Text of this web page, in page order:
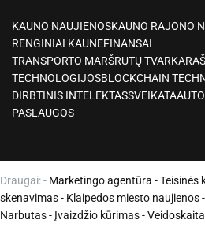
KAUNO NAUJIENOSKAUNO RAJONO
RENGINIAI KAUNEFINANSAI
TRANSPORTO MARŠRUTŲ
TECHNOLOGIJOSBLOCKCHAIN
DIRBTINIS INTELEKTASSVEIKATAAUTO
PASLAUGOS
Draugai: - Marketingo agentūra -Teisinės
skenavimas- Klaipedos miesto naujienos-
Narbutas- Įvaizdžio kūrimas-Veidoskaita